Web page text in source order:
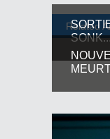
Related